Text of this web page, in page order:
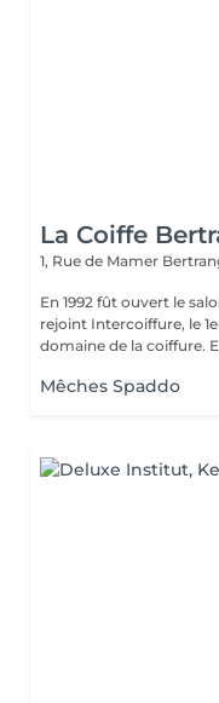
La Coiffe
1, Rue de Mamer
En 1992 fût ouvert le salon
rejoint Intercoiffure, le
domaine de la coiffure.
Mêches Spaddo